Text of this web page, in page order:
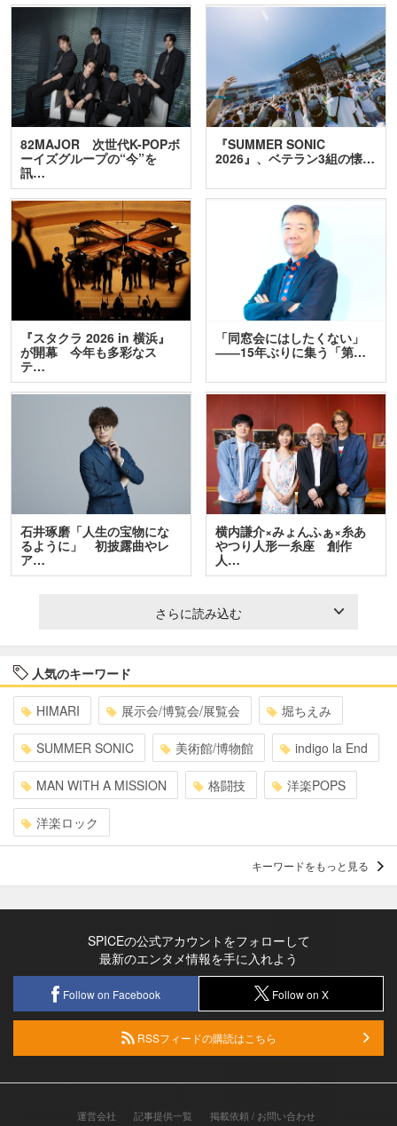
82MAJOR 次世代K-POPボ
ーイズグループの“今”を
訊…
『SUMMER SONIC
2026』、ベテラン3組の懐…
『スタクラ 2026 in 横浜』
が開幕 今年も多彩なス
テ…
「同窓会にはしたくない」
――15年ぶりに集う「第…
石井琢磨「人生の宝物にな
るように」 初披露曲やレ
ア…
横内謙介×みょんふぁ×糸あ
やつり人形一糸座 創作
人…
さらに読み込む
人気のキーワード
HIMARI 展示会/博覧会/展覧会 堀ちえみ
SUMMER SONIC 美術館/博物館 indigo la End
MAN WITH A MISSION 格闘技 洋楽POPS
洋楽ロック
キーワードをもっと見る
SPICEの公式アカウントをフォローして
最新のエンタメ情報を手に入れよう
Follow on Facebook Follow on X
RSSフィードの購読はこちら
運営会社 記事提供一覧 掲載依頼 / お問い合わせ